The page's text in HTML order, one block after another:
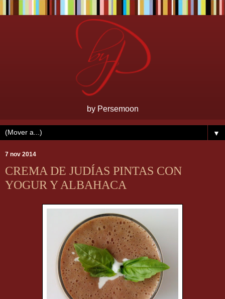
by Persemoon
▼
7 nov 2014
CREMA DE JUDÍAS PINTAS CON
YOGUR Y ALBAHACA